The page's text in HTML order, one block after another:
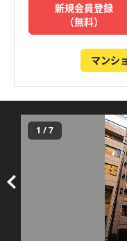
新規会員登録
（無料）
マンシ
1 /7